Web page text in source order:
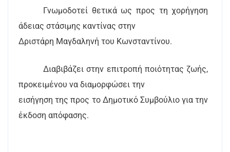
Γνωμοδοτεί θετικά ως προς τη χορήγηση
άδειας στάσιμης καντίνας στην
Δριστάρη Μαγδαληνή του Κωνσταντίνου.
Διαβιβάζει στην επιτροπή ποιότητας ζωής,
προκειμένου να διαμορφώσει την
εισήγηση της προς το Δημοτικό Συμβούλιο για την
έκδοση απόφασης.